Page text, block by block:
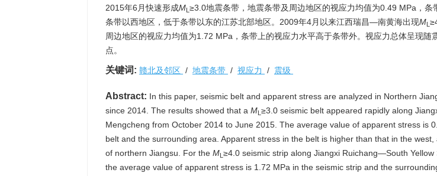
2015年6月快速形成ML ≥3.0地震条带，地震条带及周边地区的视应力均值为0.49 MPa，条
条带以西地区，低于条带以东的江苏北部地区。2009年4月以来江西瑞昌—南黄海出现ML
周边地区的视应力均值为1.72 MPa，条带上的视应力水平高于条带外。视应力总体呈现随
点。
关键词: 赣北及邻区 / 地震条带 / 视应力 / 震级
Abstract: In this paper, seismic belt and apparent stress are analyzed in Northern
since 2014. The results showed that a ML ≥3.0 seismic belt appeared rapidly along
Mengcheng from October 2014 to June 2015. The average value of apparent stress is
belt and the surrounding area. Apparent stress in the belt is higher than that in the
of northern Jiangsu. For the ML ≥4.0 seismic strip along Jiangxi Ruichang—South Yellow
the average value of apparent stress is 1.72 MPa in the seismic strip and the